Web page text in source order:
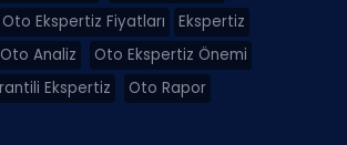
Oto Ekspertiz Fiyatları
Ekspertiz
Oto Analiz
Oto Ekspertiz Önemi
Ekspertiz Oto Rapor